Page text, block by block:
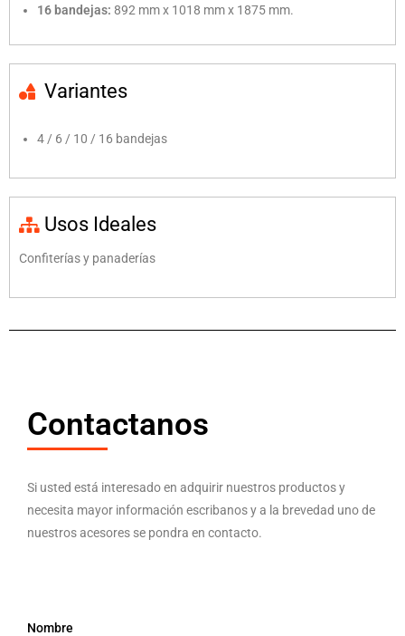
16 bandejas: 892 mm x 1018 mm x 1875 mm.
Variantes
4 / 6 / 10 / 16 bandejas
Usos Ideales
Confiterías y panaderías
Contactanos
Si usted está interesado en adquirir nuestros productos y
necesita mayor información escribanos y a la brevedad uno de
nuestros acesores se pondra en contacto.
Nombre